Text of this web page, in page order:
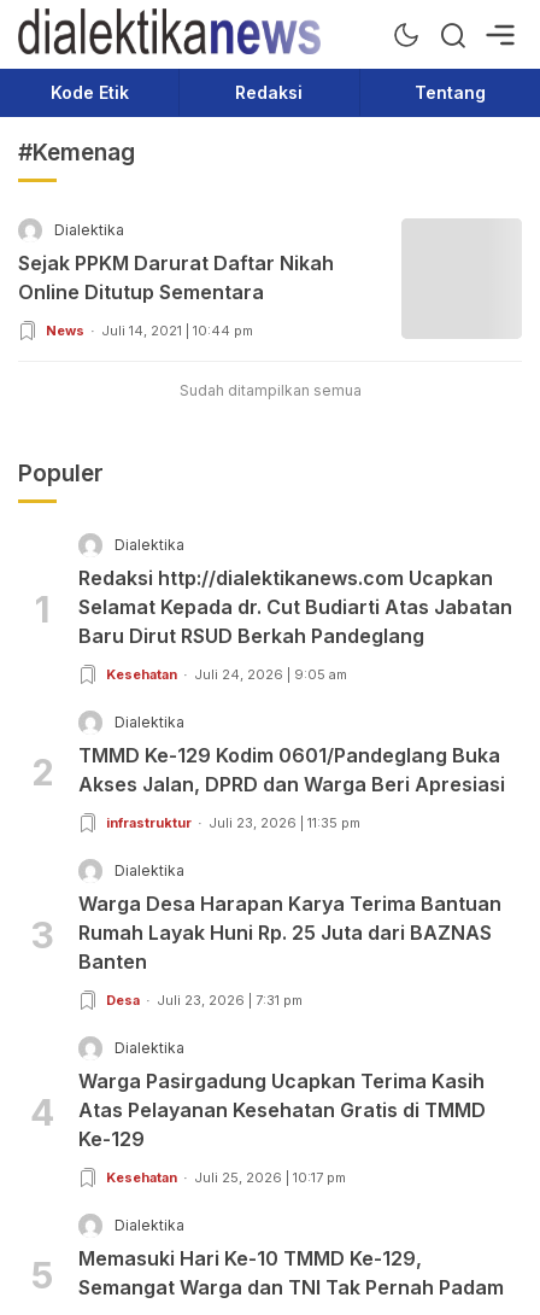
Dialektika News
Terkini dan Populer
Kode Etik Redaksi Tentang
#Kemenag
Dialektika
Sejak PPKM Darurat Daftar Nikah
Online Ditutup Sementara
News Juli 14, 2021 | 10:44 pm
Sudah ditampilkan semua
Populer
1
Dialektika
Redaksi http://dialektikanews.com Ucapkan
Selamat Kepada dr. Cut Budiarti Atas Jabatan
Baru Dirut RSUD Berkah Pandeglang
Kesehatan Juli 24, 2026 | 9:05 am
2
Dialektika
TMMD Ke-129 Kodim 0601/Pandeglang Buka
Akses Jalan, DPRD dan Warga Beri Apresiasi
infrastruktur Juli 23, 2026 | 11:35 pm
3
Dialektika
Warga Desa Harapan Karya Terima Bantuan
Rumah Layak Huni Rp. 25 Juta dari BAZNAS
Banten
Desa Juli 23, 2026 | 7:31 pm
4
Dialektika
Warga Pasirgadung Ucapkan Terima Kasih
Atas Pelayanan Kesehatan Gratis di TMMD
Ke-129
Kesehatan Juli 25, 2026 | 10:17 pm
5
Dialektika
Memasuki Hari Ke-10 TMMD Ke-129,
Semangat Warga dan TNI Tak Pernah Padam